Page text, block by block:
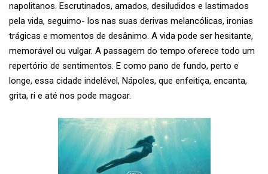
napolitanos. Escrutinados, amados, desiludidos e lastimados
pela vida, seguimo- los nas suas derivas melancólicas, ironias
trágicas e momentos de desânimo. A vida pode ser hesitante,
memorável ou vulgar. A passagem do tempo oferece todo um
repertório de sentimentos. E como pano de fundo, perto e
longe, essa cidade indelével, Nápoles, que enfeitiça, encanta,
grita, ri e até nos pode magoar.